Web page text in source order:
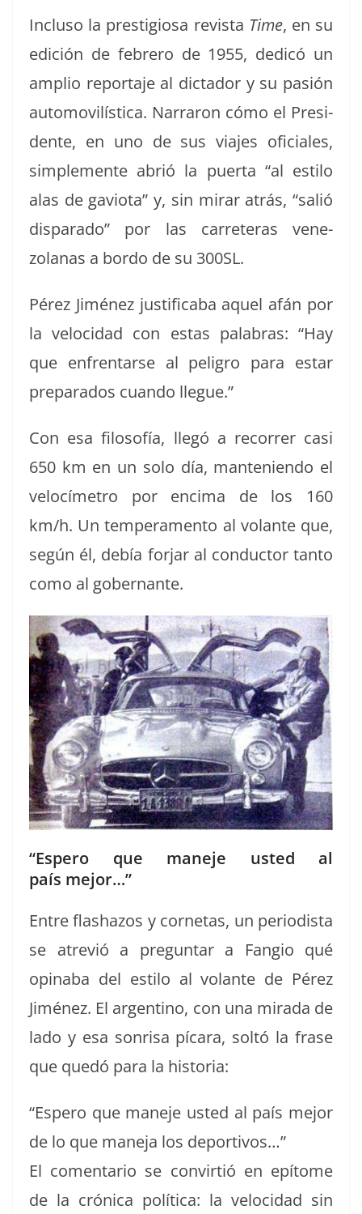
Inclu­so la pres­ti­giosa revista Time, en su
edi­ción de febrero de 1955, dedicó un
amplio repor­ta­je al dic­ta­dor y su pasión
auto­movilís­ti­ca. Nar­raron cómo el Pres­i­
dente, en uno de sus via­jes ofi­ciales,
sim­ple­mente abrió la puer­ta “al esti­lo
alas de gavio­ta” y, sin mirar atrás, “sal­ió
dis­para­do” por las car­reteras vene­
zolanas a bor­do de su 300SL.
Pérez Jiménez jus­ti­fi­ca­ba aquel afán por
la veloci­dad con estas pal­abras: “Hay
que enfrentarse al peli­gro para estar
prepara­dos cuan­do llegue.”
Con esa filosofía, llegó a recor­rer casi
650 km en un solo día, man­te­nien­do el
velocímetro por enci­ma de los 160
km/h. Un tem­pera­men­to al volante que,
según él, debía for­jar al con­duc­tor tan­to
como al gobernante.
“Espero que maneje usted al
país mejor…”
Entre flas­ha­zos y cor­ne­tas, un peri­odista
se atre­vió a pre­gun­tar a Fan­gio qué
opin­a­ba del esti­lo al volante de Pérez
Jiménez. El argenti­no, con una mira­da de
lado y esa son­risa pícara, soltó la frase
que quedó para la historia:
“Espero que mane­je ust­ed al país mejor
de lo que mane­ja los deportivos…”
El comen­tario se con­vir­tió en epí­tome
de la cróni­ca políti­ca: la veloci­dad sin